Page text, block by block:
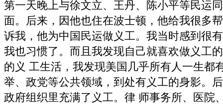
第一天晚上与徐文立、王丹、陈小平等民运
面。后来，因他也住在波士顿，他给我很多
诉我，他为中国民运做义工。我当时感到很
我也习惯了。而且我发现自己就喜欢做义工
的义 工生活，我发现美国几乎所有人一生都
举、政党等公共领域，到处有义工的身影。
政府组织里充满了义工。律 师事务所、医院